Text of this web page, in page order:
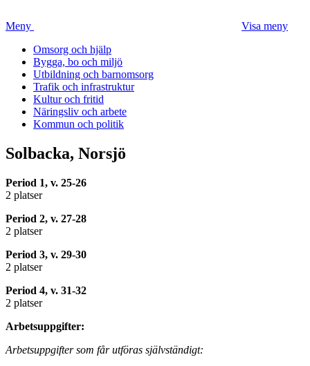
Meny
Visa meny
Omsorg och hjälp
Bygga, bo och miljö
Utbildning och barnomsorg
Trafik och infrastruktur
Kultur och fritid
Näringsliv och arbete
Kommun och politik
Solbacka, Norsjö
Period 1, v. 25-26
2 platser
Period 2, v. 27-28
2 platser
Period 3, v. 29-30
2 platser
Period 4, v. 31-32
2 platser
Arbetsuppgifter:
Arbetsuppgifter som får utföras självständigt: